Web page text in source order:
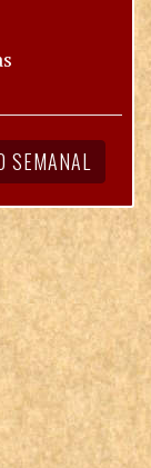
SEMANAL